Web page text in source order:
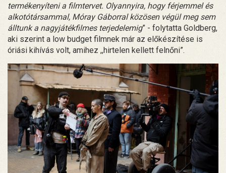
termékenyíteni a filmtervet. Olyannyira, hogy férjemmel és
alkotótársammal, Móray Gáborral közösen végül meg sem
álltunk a nagyjátékfilmes terjedelemig” - folytatta Goldberg,
aki szerint a low budget filmnek már az előkészítése is
óriási kihívás volt, amihez ,,hirtelen kellett felnőni”.